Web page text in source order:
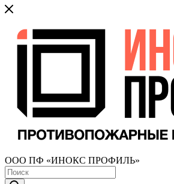
ООО ПФ «ИНОКС ПРОФИЛЬ»